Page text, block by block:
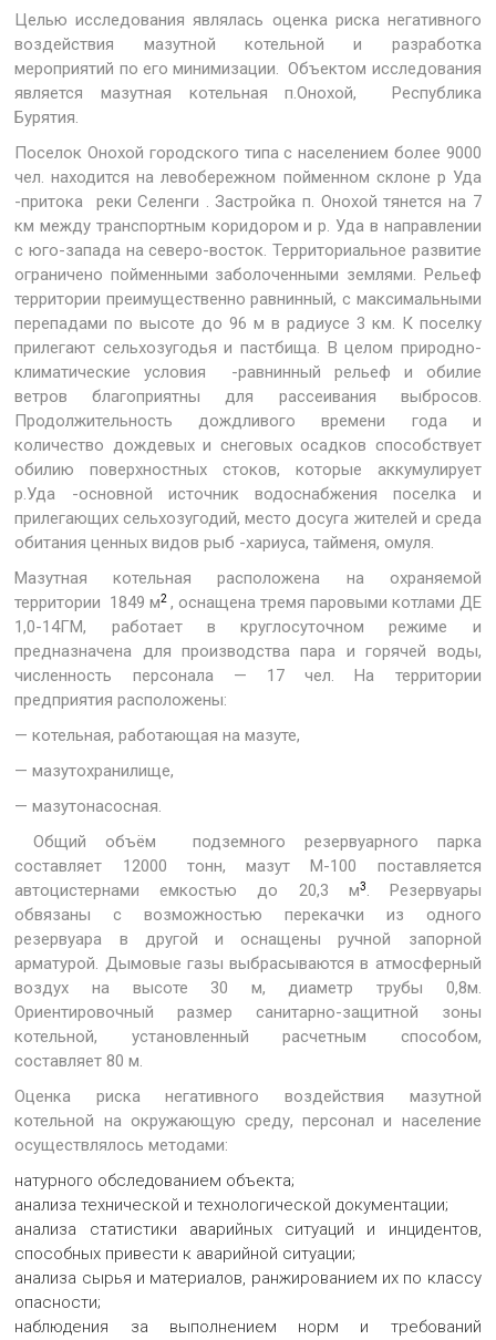
Целью исследования являлась оценка риска негативного
воздействия мазутной котельной и разработка
мероприятий по его минимизации. Объектом исследования
является мазутная котельная п.Онохой, Республика
Бурятия.
Поселок Онохой городского типа с населением более 9000
чел. находится на левобережном пойменном склоне р Уда
-притока реки Селенги . Застройка п. Онохой тянется на 7
км между транспортным коридором и р. Уда в направлении
с юго-запада на северо-восток. Территориальное развитие
ограничено пойменными заболоченными землями. Рельеф
территории преимущественно равнинный, с максимальными
перепадами по высоте до 96 м в радиусе 3 км. К поселку
прилегают сельхозугодья и пастбища. В целом природно-
климатические условия -равнинный рельеф и обилие
ветров благоприятны для рассеивания выбросов.
Продолжительность дождливого времени года и
количество дождевых и снеговых осадков способствует
обилию поверхностных стоков, которые аккумулирует
р.Уда -основной источник водоснабжения поселка и
прилегающих сельхозугодий, место досуга жителей и среда
обитания ценных видов рыб -хариуса, тайменя, омуля.
Мазутная котельная расположена на охраняемой
территории 1849 м2 , оснащена тремя паровыми котлами ДЕ
1,0-14ГМ, работает в круглосуточном режиме и
предназначена для производства пара и горячей воды,
численность персонала — 17 чел. На территории
предприятия расположены:
— котельная, работающая на мазуте,
— мазутохранилище,
— мазутонасосная.
Общий объём подземного резервуарного парка
составляет 12000 тонн, мазут М-100 поставляется
автоцистернами емкостью до 20,3 м3. Резервуары
обвязаны с возможностью перекачки из одного
резервуара в другой и оснащены ручной запорной
арматурой. Дымовые газы выбрасываются в атмосферный
воздух на высоте 30 м, диаметр трубы 0,8м.
Ориентировочный размер санитарно-защитной зоны
котельной, установленный расчетным способом,
составляет 80 м.
Оценка риска негативного воздействия мазутной
котельной на окружающую среду, персонал и население
осуществлялось методами:
натурного обследованием объекта;
анализа технической и технологической документации;
анализа статистики аварийных ситуаций и инцидентов,
способных привести к аварийной ситуации;
анализа сырья и материалов, ранжированием их по классу
опасности;
наблюдения за выполнением норм и требований